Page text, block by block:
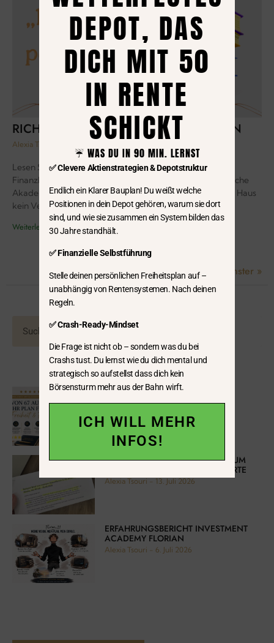
RICH DAD POOR DAD BUCHREZENSION
Alexia Tsouri
Lesen Sie hier die Buchrezension zum meistgelesenen
Finanzbuch in der ganzen Welt. Warum der durchschnittliche
Akademiker in der Mittelschicht versauert und warum ein Haus
kein Vermögen darstellt, lesen Sie hier
Weiterlesen »
« Voriger 1 2 Nächster »
ERFAHRUNGSBERICHT
FREIHEITSFORMEL™ MELANIA
BRIEF AUS DER ZUKUNFT – WARUM
ICH JEDEN MORGEN DAMIT STARTE
Alexia Tsouri 13. Juli 2026
ERFAHRUNGSBERICHT INVESTMENT
ACADEMY FLORIAN
Alexia Tsouri 6. Juli 2026
DEPOT, DAS
DICH MIT 50
IN RENTE
SCHICKT
☔️ WAS DU IN 90 MIN. LERNST
✅ Clevere Aktienstrategien & Depotstruktur
Endlich ein Klarer Bauplan! Du weißt welche
Positionen in dein Depot gehören, warum sie dort
sind, und wie sie zusammen ein System bilden das
30 Jahre standhält.
✅ Finanzielle Selbstführung
Stelle deinen persönlichen Freiheitsplan auf –
unabhängig von Rentensystemen. Nach deinen
Regeln.
✅ Crash-Ready-Mindset
Die Frage ist nicht ob – sondern was du bei
Crashs tust. Du lernst wie du dich mental und
strategisch so aufstellst dass dich kein
Börsensturm mehr aus der Bahn wirft.
ICH WILL MEHR
INFOS!